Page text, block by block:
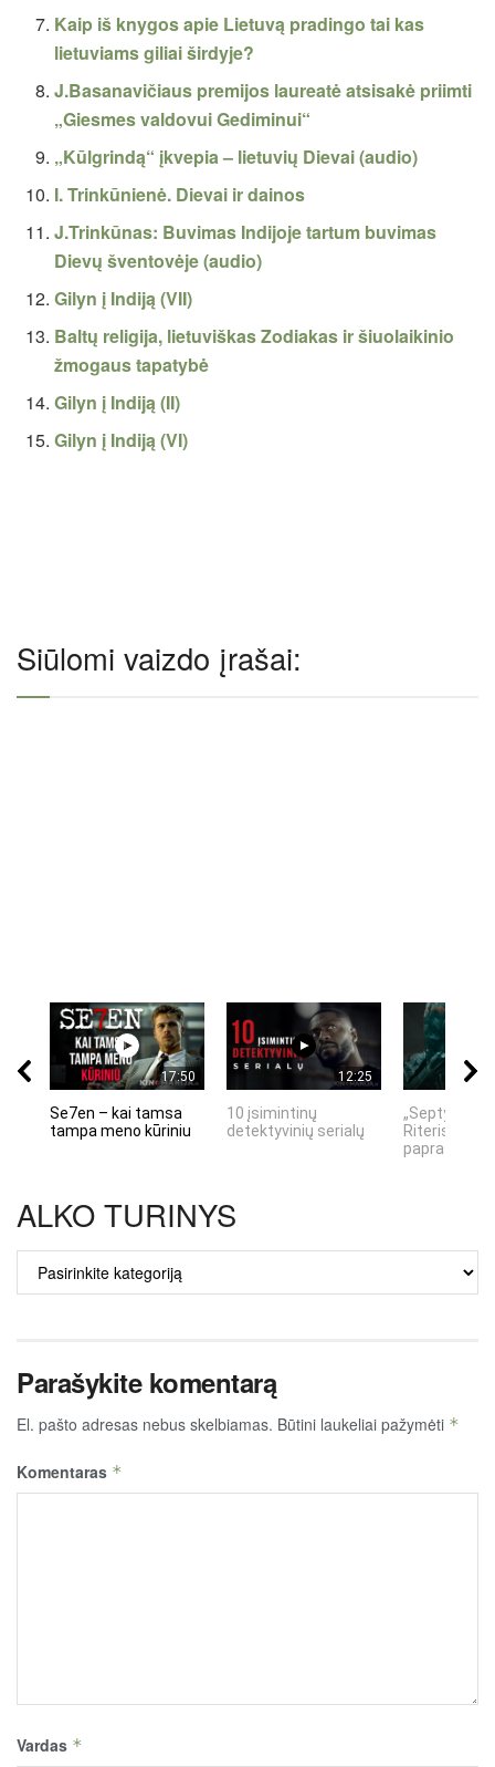
Kaip iš knygos apie Lietuvą pradingo tai kas
lietuviams giliai širdyje?
J.Basanavičiaus premijos laureatė atsisakė priimti
„Giesmes valdovui Gediminui“
„Kūlgrindą“ įkvepia – lietuvių Dievai (audio)
I. Trinkūnienė. Dievai ir dainos
J.Trinkūnas: Buvimas Indijoje tartum buvimas
Dievų šventovėje (audio)
Gilyn į Indiją (VII)
Baltų religija, lietuviškas Zodiakas ir šiuolaikinio
žmogaus tapatybė
Gilyn į Indiją (II)
Gilyn į Indiją (VI)
Siūlomi vaizdo įrašai:
17:50
Se7en – kai tamsa
tampa meno kūriniu
12:25
10 įsimintinų
detektyvinių serialų
„Septynių
Riteris" – kai
ALKO TURINYS
TURINYS
Parašykite komentarą
El. pašto adresas nebus skelbiamas. Būtini laukeliai pažymėti *
Komentaras *
Vardas *